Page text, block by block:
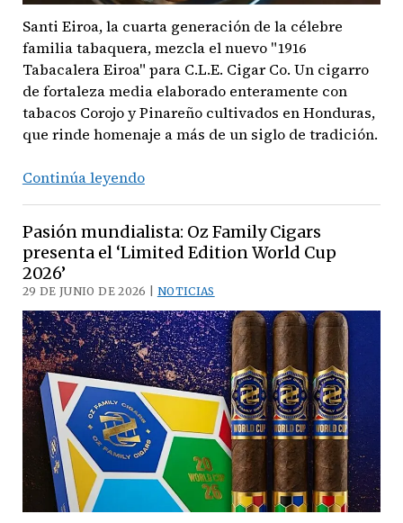
Santi Eiroa, la cuarta generación de la célebre
familia tabaquera, mezcla el nuevo "1916
Tabacalera Eiroa" para C.L.E. Cigar Co. Un cigarro
de fortaleza media elaborado enteramente con
tabacos Corojo y Pinareño cultivados en Honduras,
que rinde homenaje a más de un siglo de tradición.
Continúa leyendoUn
a
las
raíces:
C.L.E.
Cigar
Co.
presenta
el
‘1916
Tabacalera
Eiroa’
Pasión mundialista: Oz Family Cigars
presenta el ‘Limited Edition World Cup
2026’
29 DE JUNIO DE 2026 | NOTICIAS